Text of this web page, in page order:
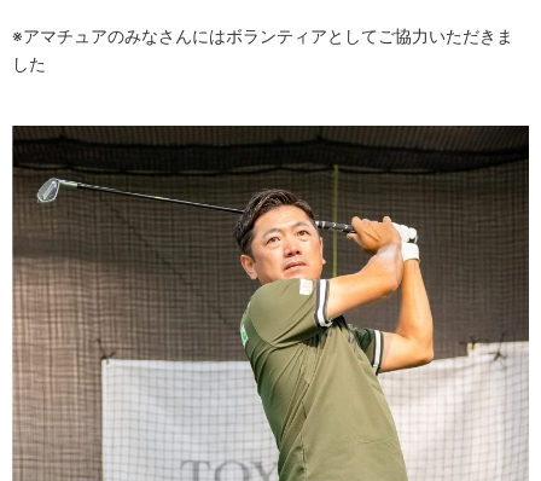
※アマチュアのみなさんにはボランティアとしてご協力いただきま
した